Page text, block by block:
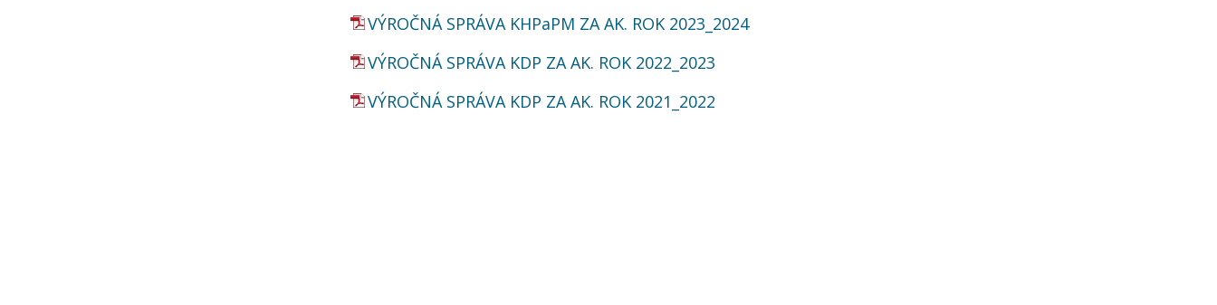
VÝROČNÁ SPRÁVA KHPaPM ZA AK. ROK 2023_2024
VÝROČNÁ SPRÁVA KDP ZA AK. ROK 2022_2023
VÝROČNÁ SPRÁVA KDP ZA AK. ROK 2021_2022